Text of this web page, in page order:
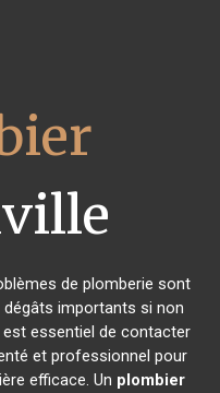
de plomberie sont
importants si non
essentiel de contacter
et professionnel pour
efficace. Un plombier